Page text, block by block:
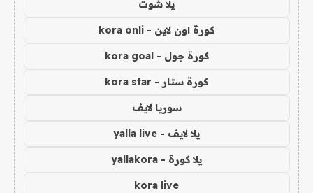
يلا شوت
كورة اون لاين - kora onli
كورة جول - kora goal
كورة ستار - kora star
سوريا لايف
يلا لايف - yalla live
يلا كورة - yallakora
kora live